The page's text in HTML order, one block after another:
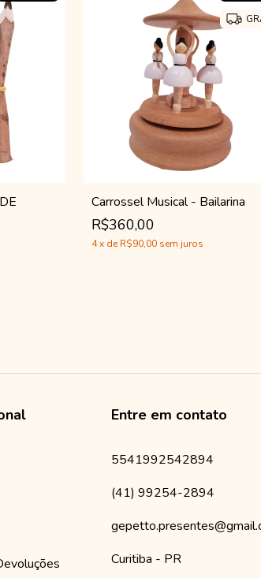
Carrossel Musical - Bailarina
R$360,00
4 x de R$90,00 sem juros
Entre em contato
5541992542894
(41) 99254-2894
Curitiba - PR